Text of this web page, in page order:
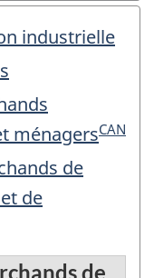
industrielle
ménagersCAN
de
de
de